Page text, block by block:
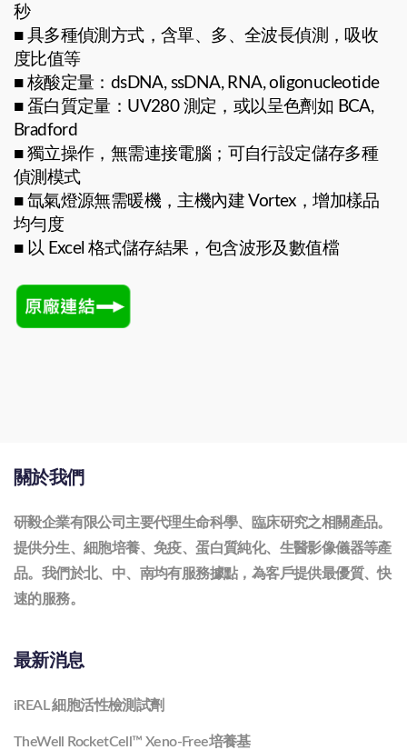
秒
■ 具多種偵測方式，含單、多、全波長偵測，吸收
度比值等
■ 核酸定量：dsDNA, ssDNA, RNA, oligonucleotide
■ 蛋白質定量：UV280 測定，或以呈色劑如 BCA,
Bradford
■ 獨立操作，無需連接電腦；可自行設定儲存多種
偵測模式
■ 氙氣燈源無需暖機，主機內建 Vortex，增加樣品
均勻度
■ 以 Excel 格式儲存結果，包含波形及數值檔
關於我們
研毅企業有限公司主要代理生命科學、臨床研究之相關產品。
提供分生、細胞培養、免疫、蛋白質純化、生醫影像儀器等產
品。我們於北、中、南均有服務據點，為客戶提供最優質、快
速的服務。
最新消息
iREAL 細胞活性檢測試劑
TheWell RocketCell™ Xeno-Free培養基